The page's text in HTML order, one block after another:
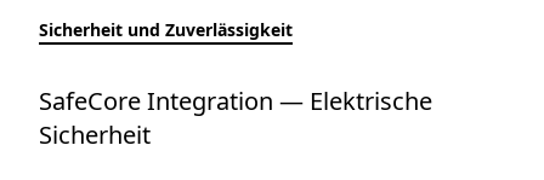
Sicherheit und Zuverlässigkeit
SafeCore Integration — Elektrische
Sicherheit